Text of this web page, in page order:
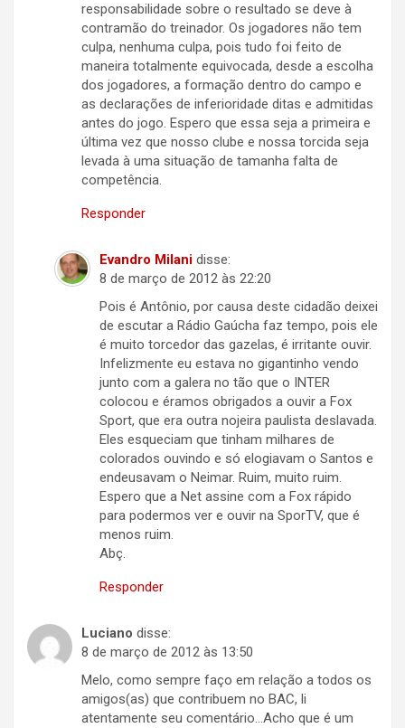
responsabilidade sobre o resultado se deve à
contramão do treinador. Os jogadores não tem
culpa, nenhuma culpa, pois tudo foi feito de
maneira totalmente equivocada, desde a escolha
dos jogadores, a formação dentro do campo e
as declarações de inferioridade ditas e admitidas
antes do jogo. Espero que essa seja a primeira e
última vez que nosso clube e nossa torcida seja
levada à uma situação de tamanha falta de
competência.
Responder
Evandro Milani disse:
8 de março de 2012 às 22:20
Pois é Antônio, por causa deste cidadão deixei
de escutar a Rádio Gaúcha faz tempo, pois ele
é muito torcedor das gazelas, é irritante ouvir.
Infelizmente eu estava no gigantinho vendo
junto com a galera no tão que o INTER
colocou e éramos obrigados a ouvir a Fox
Sport, que era outra nojeira paulista deslavada.
Eles esqueciam que tinham milhares de
colorados ouvindo e só elogiavam o Santos e
endeusavam o Neimar. Ruim, muito ruim.
Espero que a Net assine com a Fox rápido
para podermos ver e ouvir na SporTV, que é
menos ruim.
Abç.
Responder
Luciano disse:
8 de março de 2012 às 13:50
Melo, como sempre faço em relação a todos os
amigos(as) que contribuem no BAC, li
atentamente seu comentário…Acho que é um